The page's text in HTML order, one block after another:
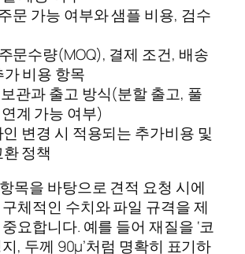
문 가능 여부와 샘플 비용, 검수
문수량(MOQ), 결제 조건, 배송
가 비용 항목
관과 출고 방식(분할 출고, 풀
계 가능 여부)
인 변경 시 적용되는 추가비용 및
정책
목을 바탕으로 견적 요청 시에
체적인 수치와 파일 규격을 제
요합니다. 예를 들어 재질을 ‘코
, 두께 90μ’처럼 명확히 표기하